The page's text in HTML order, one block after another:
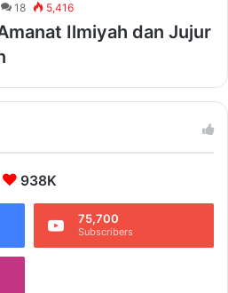
18 5,416
Ilmiyah dan Jujur
938K
75,700
Subscribers